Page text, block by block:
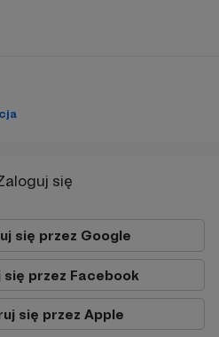
się
się przez Google
przez Facebook
się przez Apple